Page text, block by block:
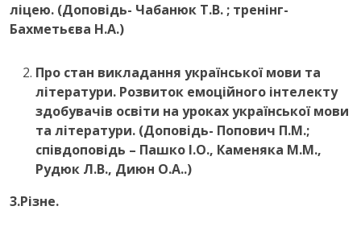
ліцею. (Доповідь- Чабанюк Т.В. ; тренінг-
Бахметьєва Н.А.)
Про стан викладання української мови та
літератури. Розвиток емоційного інтелекту
здобувачів освіти на уроках української мови
та літератури. (Доповідь- Попович П.М.;
співдоповідь – Пашко І.О., Каменяка М.М.,
Рудюк Л.В., Диюн О.А..)
3.Різне.